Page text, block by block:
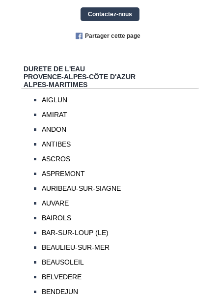
Contactez-nous
Partager cette page
DURETE DE L'EAU
PROVENCE-ALPES-CÔTE D'AZUR
ALPES-MARITIMES
AIGLUN
AMIRAT
ANDON
ANTIBES
ASCROS
ASPREMONT
AURIBEAU-SUR-SIAGNE
AUVARE
BAIROLS
BAR-SUR-LOUP (LE)
BEAULIEU-SUR-MER
BEAUSOLEIL
BELVEDERE
BENDEJUN